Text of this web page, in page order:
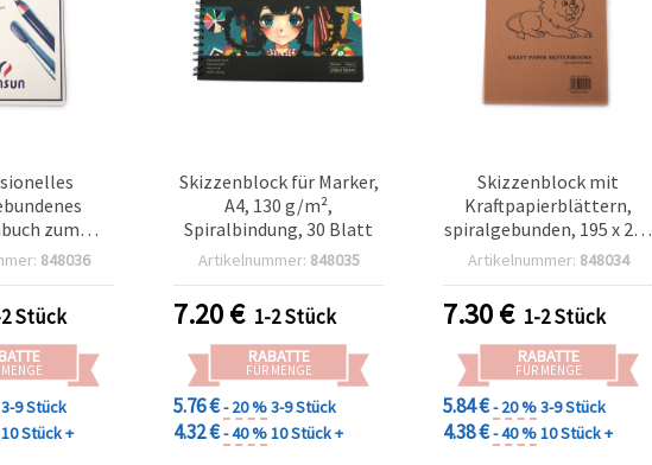
zum
180 g/m²,
Entwürfe
848036
Stück
3-9 Stück
10 Stück +
Skizzenblock für Marker,
A4, 130 g/m²,
Spiralbindung, 30 Blatt
Artikelnummer: 848035
7.20€ 1-2 Stück
RABATTE
FÜR MENGE
5.76 €- 20 %3-9 Stück
4.32 €- 40 %10 Stück +
Skizzenblock mit
Kraftpapierblättern,
spiralgebunden, 195 x 260
mm, 80 g/m², 50 Blatt
Artikelnummer: 848034
7.30€ 1-2 Stück
RABATTE
FÜR MENGE
5.84 €- 20 %3-9 Stück
4.38 €- 40 %10 Stück +